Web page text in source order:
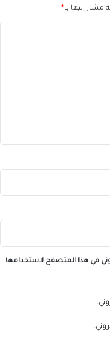
مشار إليها بـ *
في هذا المتصفح لاستخدامها